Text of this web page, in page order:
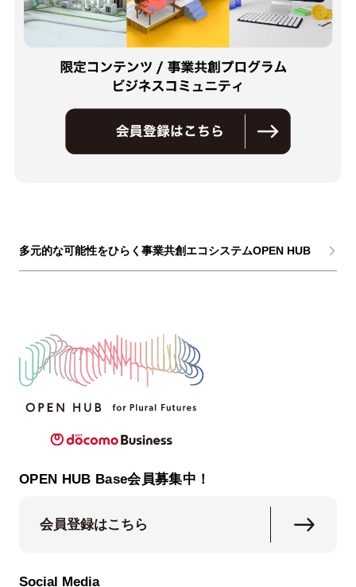
多元的な可能性をひらく事業共創エコシステムOPEN HUB
OPEN HUB Base会員募集中！
会員登録はこちら
Social Media